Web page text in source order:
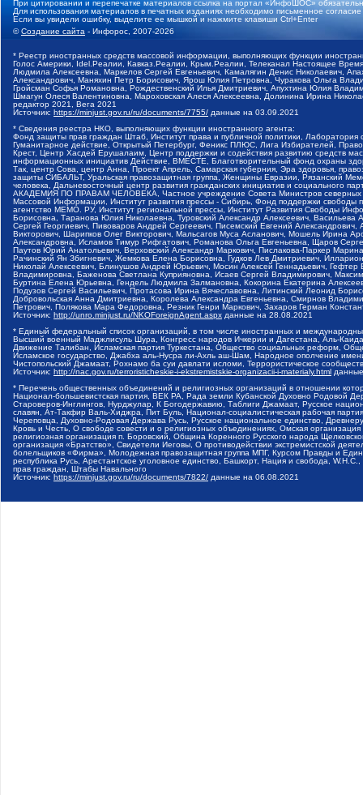
При цитировании и перепечатке материалов ссылка на портал «ИнфоШОС»
Для использования материалов в печатных изданиях необходимо письменное
Если вы увидели ошибку, выделите ее мышкой и нажмите клавиши Ctrl+Enter
©Создание сайта - Инфорос, 2007-2026
* Реестр иностранных средств массовой информации, выполняющих функции
Голос Америки, Idel.Реалии, Кавказ.Реалии, Крым.Реалии, Телеканал Настоящее
Людмила Алексеевна, Маркелов Сергей Евгеньевич, Камалягин Денис Николаевич,
Александрович, Маняхин Петр Борисович, Ярош Юлия Петровна, Чуракова Ольга
Гройсман Софья Романовна, Рождественский Илья Дмитриевич, Апухтина Юлия
Шмагун Олеся Валентиновна, Мароховская Алеся Алексеевна, Долинина Ирина
редактор 2021, Вега 2021
Источник: https://minjust.gov.ru/ru/documents/7755/ данные на 03.09.2021
* Сведения реестра НКО, выполняющих функции иностранного агента:
Фонд защиты прав граждан Штаб, Институт права и публичной политики,
Гуманитарное действие, Открытый Петербург, Феникс ПЛЮС, Лига Избирателей,
Крест, Центр Хасдей Ерушалаим, Центр поддержки и содействия развитию средств
информационных инициатив Действие, ВМЕСТЕ, Благотворительный фонд охраны
Так, центр Сова, центр Анна, Проект Апрель, Самарская губерния, Эра здоровья,
защиты СИБАЛЬТ, Уральская правозащитная группа, Женщины Евразии, Рязанский
человека, Дальневосточный центр развития гражданских инициатив и социального
АКАДЕМИЯ ПО ПРАВАМ ЧЕЛОВЕКА, Частное учреждение Совета Министров северных
Массовой Информации, Институт развития прессы - Сибирь, Фонд поддержки
агентство МЕМО. РУ, Институт региональной прессы, Институт Развития Свободы
Борисовна, Таранова Юлия Николаевна, Туровский Александр Алексеевич,
Сергей Георгиевич, Пивоваров Андрей Сергеевич, Писемский Евгений
Викторович, Шарипков Олег Викторович, Мальсагов Муса Асланович, Мошель Ирина
Александровна, Исламов Тимур Рифгатович, Романова Ольга Евгеньевна, Щаров
Паутов Юрий Анатольевич, Верховский Александр Маркович, Пислакова-Паркер
Рачинский Ян Збигневич, Жемкова Елена Борисовна, Гудков Лев Дмитриевич,
Николай Алексеевич, Блинушов Андрей Юрьевич, Мосин Алексей Геннадьевич,
Владимировна, Баженова Светлана Куприяновна, Исаев Сергей Владимирович,
Буртина Елена Юрьевна, Гендель Людмила Залмановна, Кокорина Екатерина
Подузов Сергей Васильевич, Протасова Ирина Вячеславовна, Литинский Леонид
Добровольская Анна Дмитриевна, Королева Александра Евгеньевна, Смирнов
Петрович, Полякова Мара Федоровна, Резник Генри Маркович, Захаров Герман
Источник: http://unro.minjust.ru/NKOForeignAgent.aspx данные на 28.08.2021
* Единый федеральный список организаций, в том числе иностранных и
Высший военный Маджлисуль Шура, Конгресс народов Ичкерии и Дагестана, Аль-
Движение Талибан, Исламская партия Туркестана, Общество социальных реформ,
Исламское государство, Джабха аль-Нусра ли-Ахль аш-Шам, Народное ополчение
Чистопольский Джамаат, Рохнамо ба суи давлати исломи, Террористическое
Источник: http://nac.gov.ru/terroristicheskie-i-ekstremistskie-organizacii-i-materialy.html
* Перечень общественных объединений и религиозных организаций в отношении
Национал-большевистская партия, ВЕК РА, Рада земли Кубанской Духовно Родовой
Староверов-Инглингов, Нурджулар, К Богодержавию, Таблиги Джамаат, Русское
славян, Ат-Такфир Валь-Хиджра, Пит Буль, Национал-социалистическая рабочая
Череповца, Духовно-Родовая Держава Русь, Русское национальное единство,
Кровь и Честь, О свободе совести и о религиозных объединениях, Омская
религиозная организация п. Боровский, Община Коренного Русского народа
организация «Братство», Свидетели Иеговы, О противодействии экстремистской
болельщиков «Фирма», Молодежная правозащитная группа МПГ, Курсом Правды и
республика Русь, Арестантское уголовное единство, Башкорт, Нация и свобода,
прав граждан, Штабы Навального
Источник: https://minjust.gov.ru/ru/documents/7822/ данные на 06.08.2021